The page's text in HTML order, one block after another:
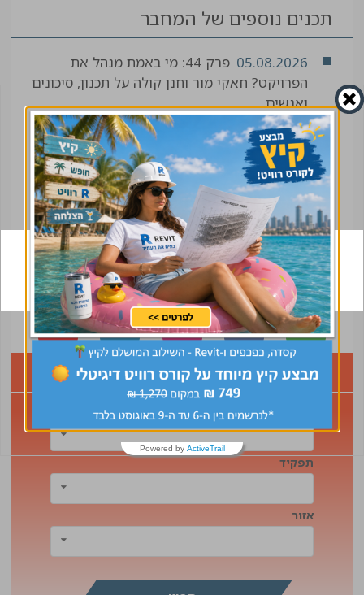
תכנים נוספים של המחבר
05.08.2026
פרק 44: מי באמת מנהל את
הפרויקט? חאקי מור וחנן קולה על תכנון, סיכונים
ואנשים
04.08.2026 רשימת משתתפים (מתעדכנת)
04.08.2026
יישום שיטת "התבנית המחליקה"
בבניית מגדל TOHA 2 בתל אביב
01.08.2026
כנס הנשים ה-2 כבר בדרך. מי יהיו
השותפים שיובילו אותו איתנו?
הצטרפו לקהילה
דרושים
תפקיד
אזור
Powered by ActiveTrail